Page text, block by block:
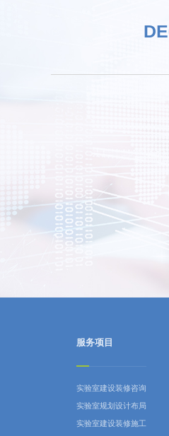
服务项目
实验室建设装修咨询
实验室规划设计布局
实验室建设装修施工